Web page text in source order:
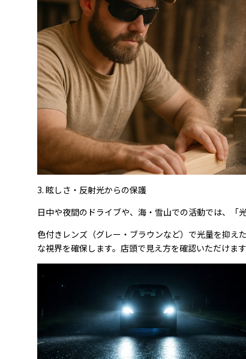
3. 眩しさ・反射光からの保護
日中や夜間のドライブや、海・雪山での活動では、「
色付きレンズ（グレー・ブラウンなど）で光量を抑え
な視界を確保します。店頭で見え方を確認いただけます